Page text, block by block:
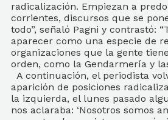
radicalización. Empiezan a
corrientes, discursos que se
todo”, señaló Pagni y contrastó:
aparecer como una especie de
organizaciones que la gente
orden, como la Gendarmería y
A continuación, el periodista
aparición de posiciones
la izquierda, el lunes pasado
nos aclaraba: ‘Nosotros somos